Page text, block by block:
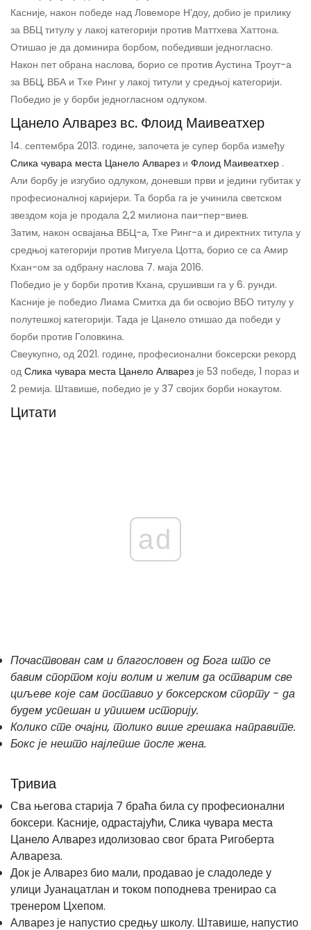
Касније, након победе над Ловеморе Н’доу, добио је прилику
за ВБЦ титулу у лакој категорији против Маттхева Хаттона.
Отишао је да доминира борбом, победивши једногласно.
Након пет обрана наслова, борио се против Аустина Троут-а
за ВБЦ, ВБА и Тхе Ринг у лакој титули у средњој категорији.
Победио је у борби једногласном одлуком.
Цанело Алварез вс. Флоид Маивеатхер
14. септембра 2013. године, започета је супер борба између
Слика чувара места Цанело Алварез и Флоид Маивеатхер .
Али борбу је изгубио одлуком, доневши први и једини губитак у
професионалној каријери. Та борба га је учинила светском
звездом која је продала 2,2 милиона паи-пер-виев.
Затим, након освајања ВБЦ-а, Тхе Ринг-а и директних титула у
средњој категорији против Мигуела Цотта, борио се са Амир
Кхан-ом за одбрану наслова 7. маја 2016.
Победио је у борби против Кхана, срушивши га у 6. рунди.
Касније је победио Лиама Смитха да би освојио ВБО титулу у
полутешкој категорији. Тада је Цанело отишао да победи у
борби против Головкина.
Свеукупно, од 2021. године, професионални боксерски рекорд
од Слика чувара места Цанело Алварез је 53 победе, 1 пораз и
2 ремија. Штавише, победио је у 37 својих борби нокаутом.
Цитати
ad
Почаствован сам и благословен од Бога што се
бавим спортом који волим и желим да остварим све
циљеве које сам поставио у боксерском спорту - да
будем успешан и упишем историју.
Колико сте очајни, толико више грешака направите.
Бокс је нешто најлепше после жена.
Тривиа
Сва његова старија 7 браћа била су професионални
боксери. Касније, одрастајући,Слика чувара места
Цанело Алварез идолизовао свог брата Ригоберта
Алвареза.
Док је Алварез био мали, продавао је сладоледе у
улици Јуанацатлан ​​и током поподнева тренирао са
тренером Цхепом.
Алварез је напустио средњу школу. Штавише, напустио